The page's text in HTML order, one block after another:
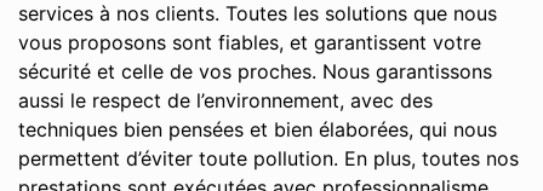
services à nos clients. Toutes les solutions que nous
vous proposons sont fiables, et garantissent votre
sécurité et celle de vos proches. Nous garantissons
aussi le respect de l’environnement, avec des
techniques bien pensées et bien élaborées, qui nous
permettent d’éviter toute pollution. En plus, toutes nos